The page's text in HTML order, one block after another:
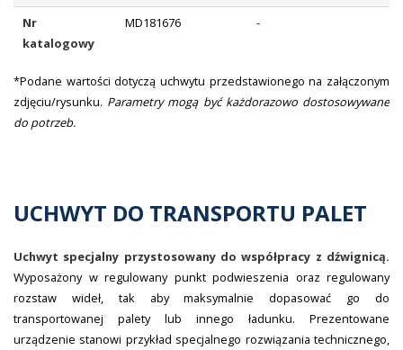
Nr
katalogowy
MD181676 -
*Podane wartości dotyczą uchwytu przedstawionego na załączonym
zdjęciu/rysunku. Parametry mogą być każdorazowo dostosowywane
do potrzeb.
UCHWYT DO TRANSPORTU PALET
Uchwyt specjalny przystosowany do współpracy z dźwignicą.
Wyposażony w regulowany punkt podwieszenia oraz regulowany
rozstaw wideł, tak aby maksymalnie dopasować go do
transportowanej palety lub innego ładunku. Prezentowane
urządzenie stanowi przykład specjalnego rozwiązania technicznego,